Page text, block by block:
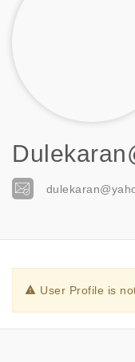
User Profile is